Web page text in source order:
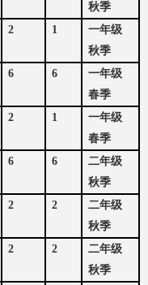
秋季
2 1
一年级
秋季
6 6
一年级
春季
2 1
一年级
春季
6 6
二年级
秋季
2 2
二年级
秋季
2 2
二年级
秋季